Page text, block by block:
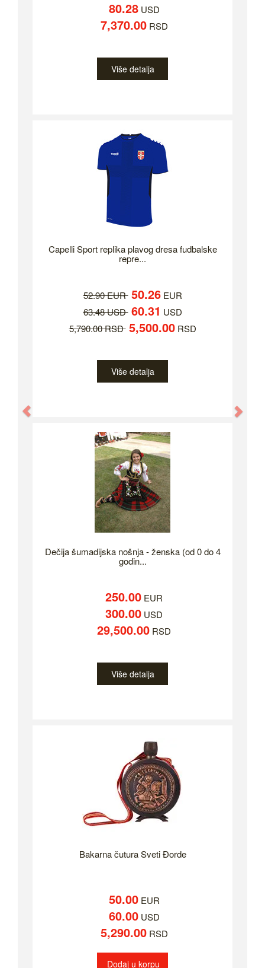
80.28USD
7,370.00RSD
Više detalja
Capelli Sport replika plavog dresa fudbalske
repre...
52.90 EUR 50.26EUR
63.48 USD 60.31 USD
5,790.00 RSD 5,500.00RSD
Više detalja
Dečija šumadijska nošnja - ženska (od 0 do 4
godin...
250.00 EUR
300.00 USD
29,500.00 RSD
Više detalja
Bakarna čutura Sveti Đorde
50.00EUR
60.00USD
5,290.00RSD
Dodaj u korpu